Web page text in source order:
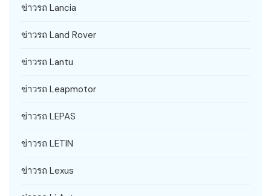
ข่าวรถ Lancia
ข่าวรถ Land Rover
ข่าวรถ Lantu
ข่าวรถ Leapmotor
ข่าวรถ LEPAS
ข่าวรถ LETIN
ข่าวรถ Lexus